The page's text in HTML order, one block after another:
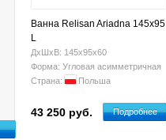
Ванна Relisan Ariadna 145x95
L
ДхШхВ: 145х95х60
Форма: Угловая асимметричная
Страна:
Польша
43 250 руб. Подробнее